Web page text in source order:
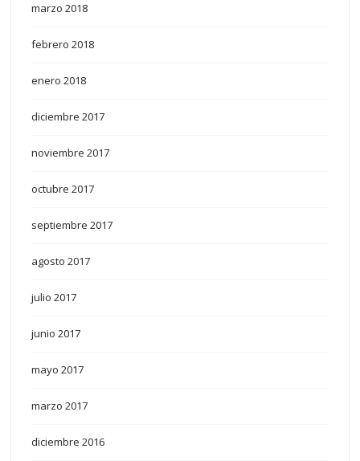
marzo 2018
febrero 2018
enero 2018
diciembre 2017
noviembre 2017
octubre 2017
septiembre 2017
agosto 2017
julio 2017
junio 2017
mayo 2017
marzo 2017
diciembre 2016